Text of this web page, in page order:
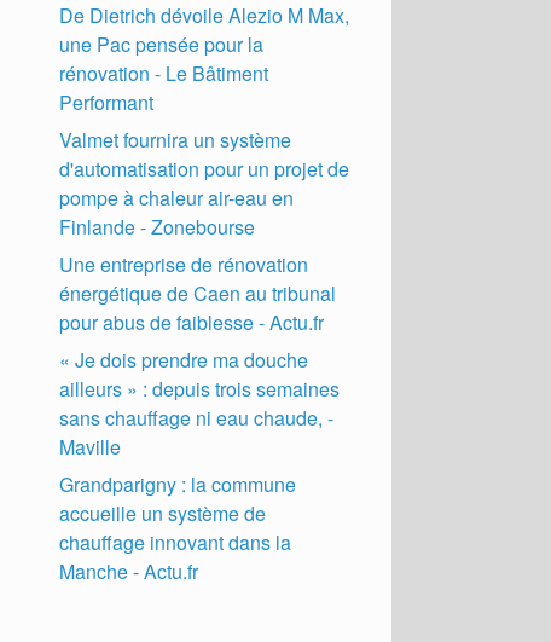
De Dietrich dévoile Alezio M Max,
une Pac pensée pour la
rénovation - Le Bâtiment
Performant
Valmet fournira un système
d'automatisation pour un projet de
pompe à chaleur air-eau en
Finlande - Zonebourse
Une entreprise de rénovation
énergétique de Caen au tribunal
pour abus de faiblesse - Actu.fr
« Je dois prendre ma douche
ailleurs » : depuis trois semaines
sans chauffage ni eau chaude, -
Maville
Grandparigny : la commune
accueille un système de
chauffage innovant dans la
Manche - Actu.fr